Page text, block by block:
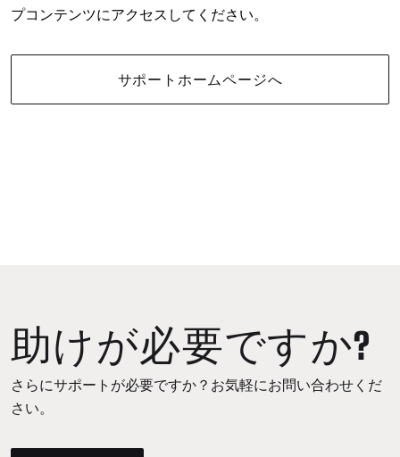
プコンテンツにアクセスしてください。
サポートホームページへ
助けが必要ですか?
さらにサポートが必要ですか？お気軽にお問い合わせくだ
さい。